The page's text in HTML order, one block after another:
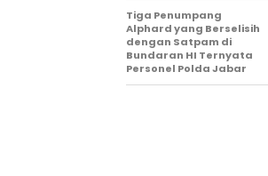
Tiga Penumpang
Alphard yang Berselisih
dengan Satpam di
Bundaran HI Ternyata
Personel Polda Jabar